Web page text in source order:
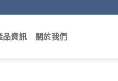
品資訊 關於我們